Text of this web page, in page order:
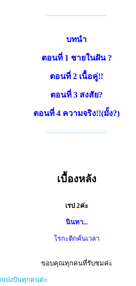
.......................................
บทนำ
ตอนที่ 1 ชายในฝัน ?
ตอนที่ 2 เนื้อคู่!!
ตอนที่ 3 สงสัย?
ตอนที่ 4 ความจริง!!(มั้ง?)
.......................................
เบื้องหลัง
เรป 2ค่ะ
นินทา...
โรกะติกคั่นเวลา
ขอบคุณทุกคนที่รับชมค่ะ
แบ่งปันทุกคนค่ะ